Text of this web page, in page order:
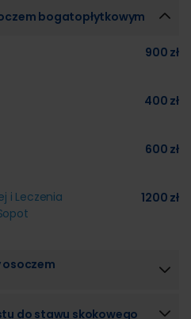
bogatopłytkowym
900 zł
400 zł
600 zł
i Leczenia
1200 zł
osoczem
do stawu skokowego